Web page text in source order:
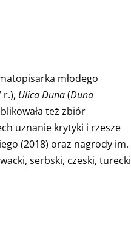
młodego
r.), Ulica Duna(Duna
też zbiór
uznanie krytyki i rzesze
(2018) oraz nagrody im.
serbski, czeski, turecki